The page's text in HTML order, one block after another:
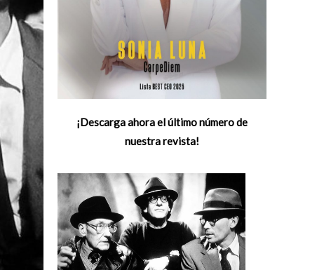
¡Descarga ahora el último número de
nuestra revista!